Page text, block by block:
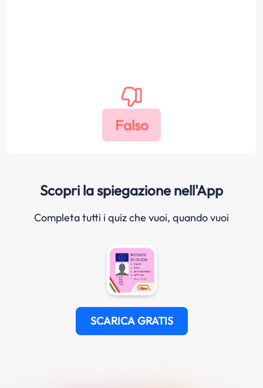
Scopri la spiegazione nell'App
Completa tutti i quiz che vuoi, quando vuoi
SCARICA GRATIS